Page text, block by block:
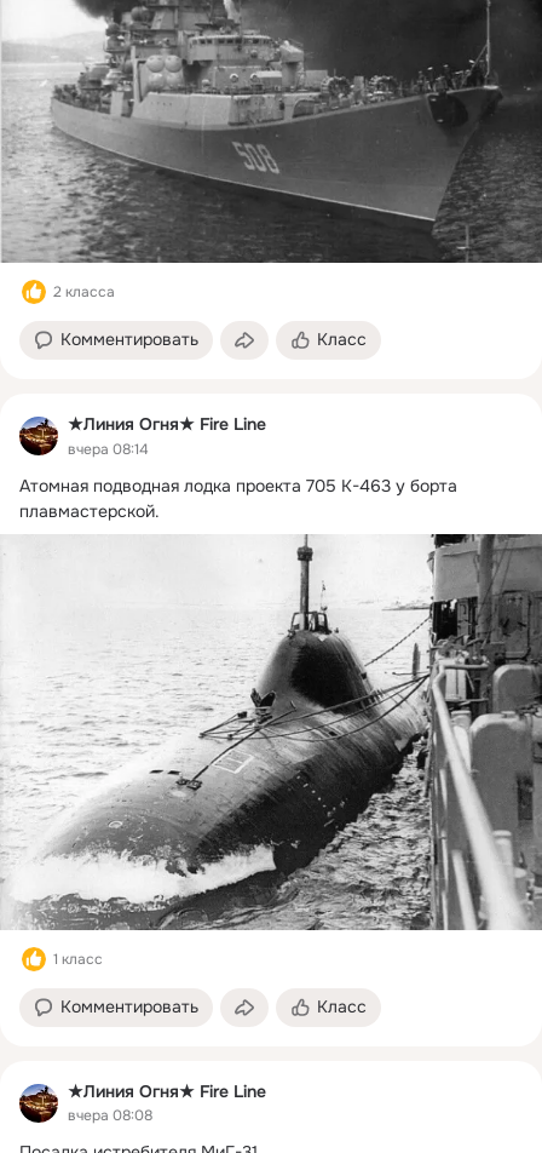
2 класса
Комментировать Класс
★Линия Огня★ Fire Line
вчера 08:14
Атомная подводная лодка проекта 705 К-463 у борта
плавмастерской.
1 класс
Комментировать Класс
★Линия Огня★ Fire Line
вчера 08:08